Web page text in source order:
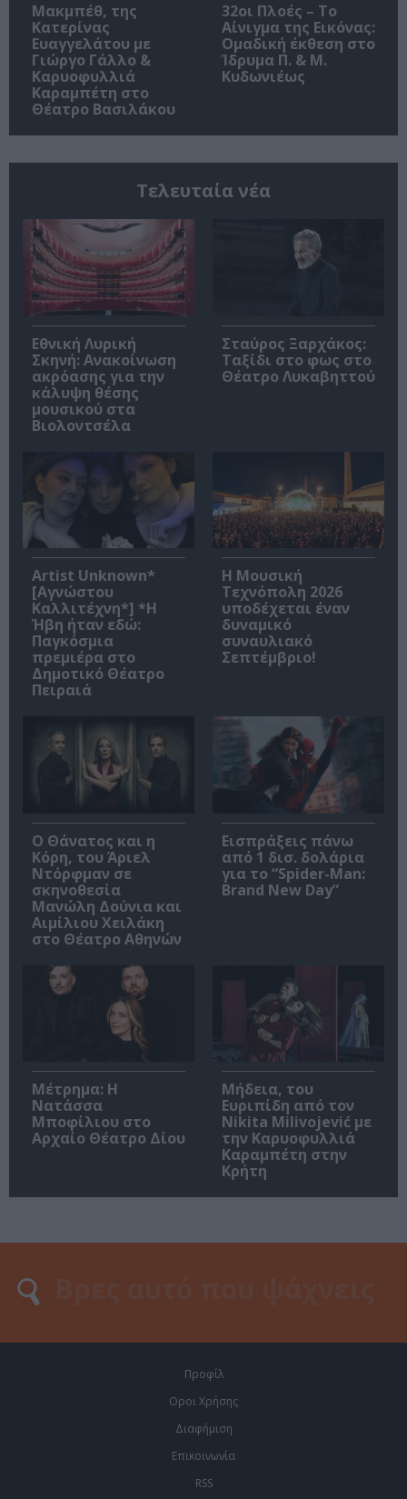
Μακμπέθ, της
Κατερίνας
Ευαγγελάτου με
Γιώργο Γάλλο &
Καρυοφυλλιά
Καραμπέτη στο
Θέατρο Βασιλάκου
32οι Πλοές – Το
Αίνιγμα της Εικόνας:
Ομαδική έκθεση στο
Ίδρυμα Π. & Μ.
Κυδωνιέως
Τελευταία νέα
Εθνική Λυρική
Σκηνή: Ανακοίνωση
ακρόασης για την
κάλυψη θέσης
μουσικού στα
Βιολοντσέλα
Σταύρος Ξαρχάκος:
Ταξίδι στο φως στο
Θέατρο Λυκαβηττού
Artist Unknown*
[Αγνώστου
Καλλιτέχνη*] *Η
Ήβη ήταν εδώ:
Παγκόσμια
πρεμιέρα στο
Δημοτικό Θέατρο
Πειραιά
Η Μουσική
Τεχνόπολη 2026
υποδέχεται έναν
δυναμικό
συναυλιακό
Σεπτέμβριο!
Ο Θάνατος και η
Κόρη, του Άριελ
Ντόρφμαν σε
σκηνοθεσία
Μανώλη Δούνια και
Αιμίλιου Χειλάκη
στο Θέατρο Αθηνών
Εισπράξεις πάνω
από 1 δισ. δολάρια
για το “Spider-Man:
Brand New Day”
Μέτρημα: Η
Νατάσσα
Μποφίλιου στο
Αρχαίο Θέατρο Δίου
Μήδεια, του
Ευριπίδη από τον
Nikita Milivojević με
την Καρυοφυλλιά
Καραμπέτη στην
Κρήτη
Προφίλ
Οροι Χρήσης
Διαφήμιση
Επικοινωνία
RSS